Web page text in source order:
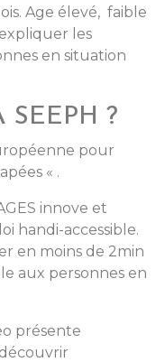
Age élevé, faible
les
en situation
SEEPH ?
pour
« .
innove et
handi-accessible.
en moins de 2min
aux personnes en
présente
découvrir